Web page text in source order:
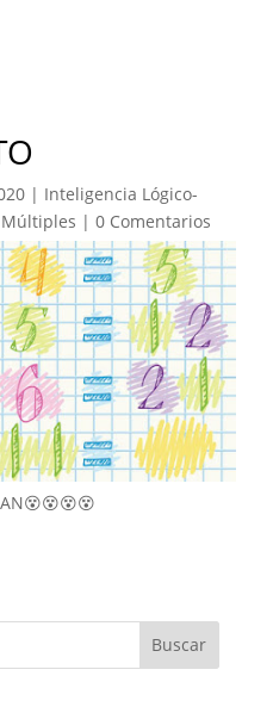
| Inteligencia Lógico-
| 0 Comentarios